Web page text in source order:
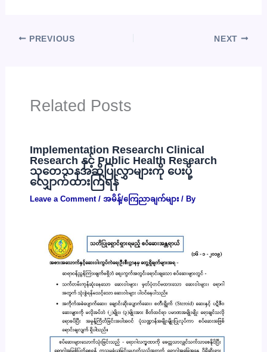
PREVIOUS NEXT
Related Posts
Implementation Research၊ Clinical
Research နှင့် Public Health Research
သုတေသနအဆိုပြုလွှာများကို ပေးပို့
လျှောက်ထားကြရန်
Leave a Comment / အမိန့်/ကြေညာချက်များ/ By